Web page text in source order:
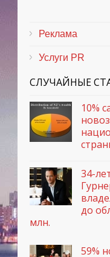
Реклама
Услуги PR
СЛУЧАЙНЫЕ
10%
34-
до
млн.
59%